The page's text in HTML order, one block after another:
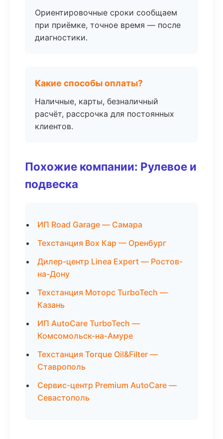
Ориентировочные сроки сообщаем
при приёмке, точное время — после
диагностики.
Какие способы оплаты?
Наличные, карты, безналичный
расчёт, рассрочка для постоянных
клиентов.
Похожие компании: Рулевое и
подвеска
ИП Road Garage — Самара
Техстанция Box Кар — Оренбург
Дилер-центр Linea Expert — Ростов-
на-Дону
Техстанция Моторс TurboTech —
Казань
ИП AutoCare TurboTech —
Комсомольск-на-Амуре
Техстанция Torque Oil&Filter —
Ставрополь
Сервис-центр Premium AutoCare —
Севастополь